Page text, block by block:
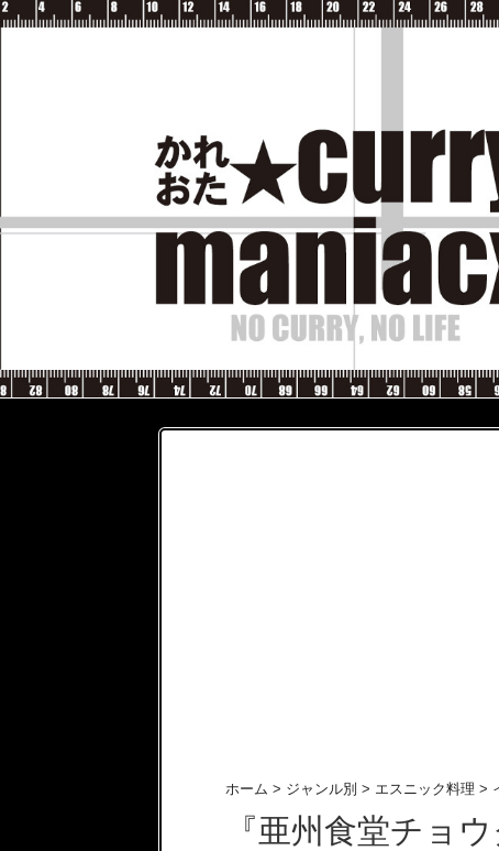
ホーム > ジャンル別 > エスニック料理 >
『亜州食堂チョ